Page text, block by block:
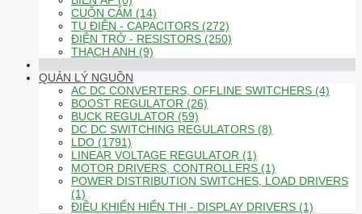
CUỘN CẢM (14)
TỤ ĐIỆN - CAPACITORS (272)
ĐIỆN TRỞ - RESISTORS (250)
THẠCH ANH (9)
QUẢN LÝ NGUỒN
AC DC CONVERTERS, OFFLINE SWITCHERS (4)
BOOST REGULATOR (26)
BUCK REGULATOR (59)
DC DC SWITCHING REGULATORS (8)
LDO (1791)
LINEAR VOLTAGE REGULATOR (1)
MOTOR DRIVERS, CONTROLLERS (1)
POWER DISTRIBUTION SWITCHES, LOAD DRIVERS
(1)
ĐIỀU KHIỂN HIỂN THỊ - DISPLAY DRIVERS (1)